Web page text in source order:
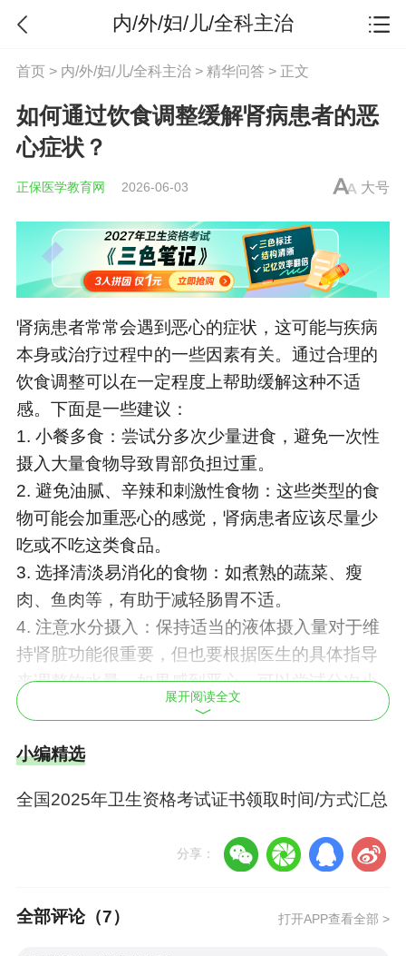
内/外/妇/儿/全科主治
首页> 内/外/妇/儿/全科主治> 精华问答 > 正文
如何通过饮食调整缓解肾病患者的恶
心症状？
正保医学教育网 2026-06-03 大号
肾病患者常常会遇到恶心的症状，这可能与疾病
本身或治疗过程中的一些因素有关。通过合理的
饮食调整可以在一定程度上帮助缓解这种不适
感。下面是一些建议：
1. 小餐多食：尝试分多次少量进食，避免一次性
摄入大量食物导致胃部负担过重。
2. 避免油腻、辛辣和刺激性食物：这些类型的食
物可能会加重恶心的感觉，肾病患者应该尽量少
吃或不吃这类食品。
3. 选择清淡易消化的食物：如煮熟的蔬菜、瘦
肉、鱼肉等，有助于减轻肠胃不适。
4. 注意水分摄入：保持适当的液体摄入量对于维
持肾脏功能很重要，但也要根据医生的具体指导
来调整饮水量。如果感到恶心，可以尝试分次小
口喝水或吸吮冰块以缓解症状。
以有效排除多余的钾离子，高钾水平会增加心脏
负担并引发其他健康问题。因此，在出现恶心的
6. 适当补充维生素B6：有研究表明，维生素B6对
肾病患者在医生指导下适量服用可能也有助于改
展开阅读全文
小编精选
全国2025年卫生资格考试证书领取时间/方式汇总
分享：
全部评论（7） 打开APP查看全部 >